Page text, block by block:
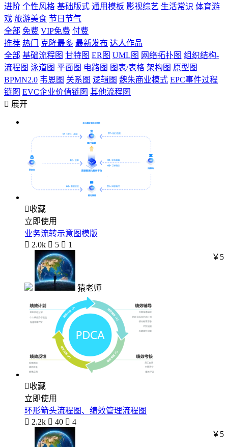
进阶 个性风格 基础版式 通用模板 影视综艺 生活常识 体育游
戏 旅游美食 节日节气
全部 免费 VIP免费 付费
推荐 热门 克隆最多 最新发布 达人作品
全部 基础流程图 甘特图 ER图 UML图 网络拓扑图 组织结构-
流程图 泳道图 平面图 电路图 图表/表格 架构图 原型图
BPMN2.0 韦恩图 关系图 逻辑图 魏朱商业模式 EPC事件过程
链图 EVC企业价值链图 其他流程图
 展开
收藏
立即使用
业务流转示意图模版
 2.0k  5  1
猿老师
￥5
收藏
立即使用
环形箭头流程图、绩效管理流程图
 2.2k  40  4
￥5